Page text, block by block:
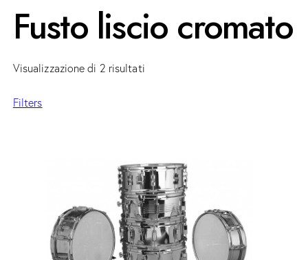
Fusto liscio cromato
Visualizzazione di 2 risultati
Filters